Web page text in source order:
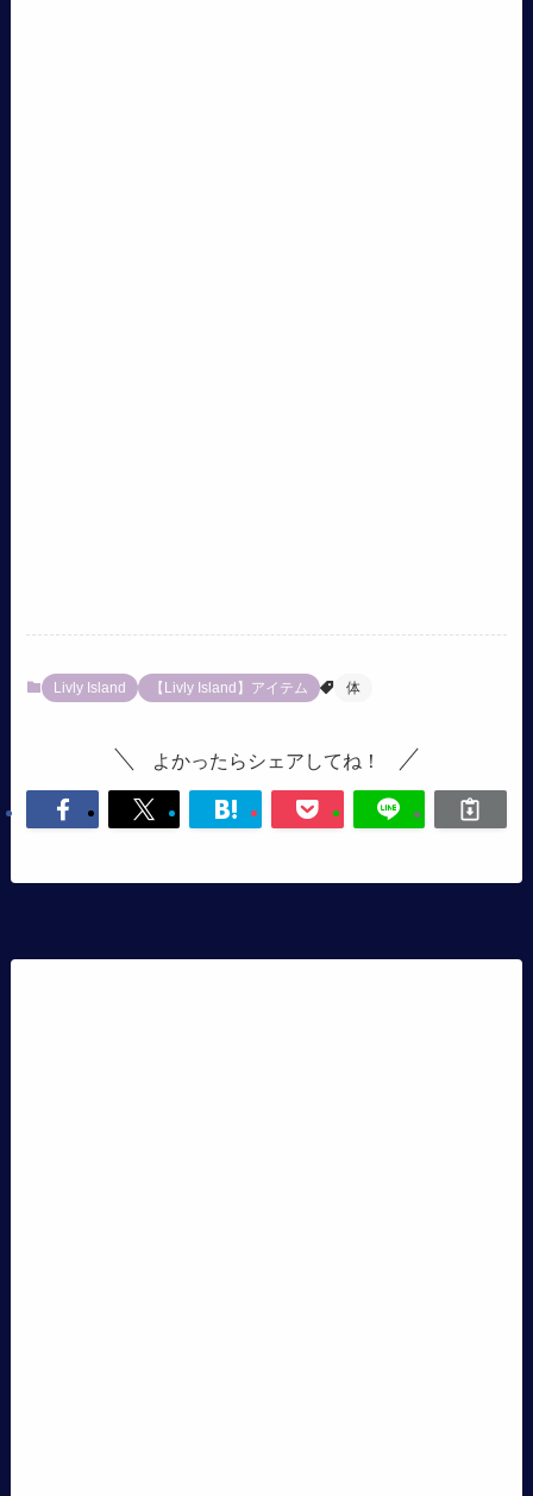
Livly Island 【Livly Island】アイテム 体
よかったらシェアしてね！